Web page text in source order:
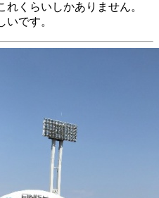
くらいしかありません。
です。